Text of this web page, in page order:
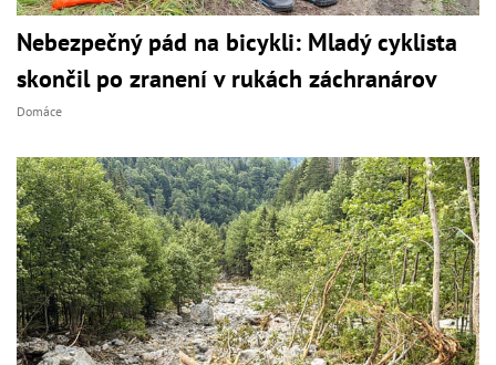
Nebezpečný pád na bicykli: Mladý cyklista
skončil po zranení v rukách záchranárov
Domáce